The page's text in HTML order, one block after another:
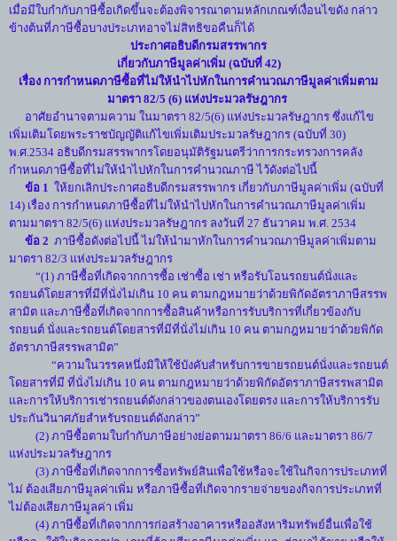
เมื่อมีใบกำกับภาษีซื้อเกิดขึ้นจะต้องพิจารณาตามหลักเกณฑ์เงื่อนไขดัง กล่าว
ข้างต้นที่ภาษีซื้อบางประเภทอาจไม่สิทธิขอคืนก็ได้
ประกาศอธิบดีกรมสรรพากร
เกี่ยวกับภาษีมูลค่าเพิ่ม (ฉบับที่ 42)
เรื่อง การกำหนดภาษีซื้อที่ไม่ให้นำไปหักในการคำนวณภาษีมูลค่าเพิ่มตาม
มาตรา 82/5 (6) แห่งประมวลรัษฎากร
อาศัยอำนาจตามความ ในมาตรา 82/5(6) แห่งประมวลรัษฎากร ซึ่งแก้ไข
เพิ่มเติมโดยพระราชบัญญัติแก้ไขเพิ่มเติมประมวลรัษฎากร (ฉบับที่ 30)
พ.ศ.2534 อธิบดีกรมสรรพากรโดยอนุมัติรัฐมนตรีว่าการกระทรวงการคลัง
กำหนดภาษีซื้อที่ไม่ให้นำไปหักในการคำนวณภาษี ไว้ดังต่อไปนี้
ข้อ 1 ให้ยกเลิกประกาศอธิบดีกรมสรรพากร เกี่ยวกับภาษีมูลค่าเพิ่ม (ฉบับที่
14) เรื่อง การกำหนดภาษีซื้อที่ไม่ให้นำไปหักในการคำนวณภาษีมูลค่าเพิ่ม
ตามมาตรา 82/5(6) แห่งประมวลรัษฎากร ลงวันที่ 27 ธันวาคม พ.ศ. 2534
ข้อ 2 ภาษีซื้อดังต่อไปนี้ ไม่ให้นำมาหักในการคำนวณภาษีมูลค่าเพิ่มตาม
มาตรา 82/3 แห่งประมวลรัษฎากร
“(1) ภาษีซื้อที่เกิดจากการซื้อ เช่าซื้อ เช่า หรือรับโอนรถยนต์นั่งและ
รถยนต์โดยสารที่มีที่นั่งไม่เกิน 10 คน ตามกฎหมายว่าด้วยพิกัดอัตราภาษีสรรพ
สามิต และภาษีซื้อที่เกิดจากการซื้อสินค้าหรือการรับบริการที่เกี่ยวข้องกับ
รถยนต์ นั่งและรถยนต์โดยสารที่มีที่นั่งไม่เกิน 10 คน ตามกฎหมายว่าด้วยพิกัด
อัตราภาษีสรรพสามิต”
“ความในวรรคหนึ่งมิให้ใช้บังคับสำหรับการขายรถยนต์นั่งและรถยนต์
โดยสารที่มี ที่นั่งไม่เกิน 10 คน ตามกฎหมายว่าด้วยพิกัดอัตราภาษีสรรพสามิต
และการให้บริการเช่ารถยนต์ดังกล่าวของตนเองโดยตรง และการให้บริการรับ
ประกันวินาศภัยสำหรับรถยนต์ดังกล่าว”
(2) ภาษีซื้อตามใบกำกับภาษีอย่างย่อตามมาตรา 86/6 และมาตรา 86/7
แห่งประมวลรัษฎากร
(3) ภาษีซื้อที่เกิดจากการซื้อทรัพย์สินเพื่อใช้หรือจะใช้ในกิจการประเภทที่
ไม่ ต้องเสียภาษีมูลค่าเพิ่ม หรือภาษีซื้อที่เกิดจากรายจ่ายของกิจการประเภทที่
ไม่ต้องเสียภาษีมูลค่า เพิ่ม
(4) ภาษีซื้อที่เกิดจากการก่อสร้างอาคารหรืออสังหาริมทรัพย์อื่นเพื่อใช้